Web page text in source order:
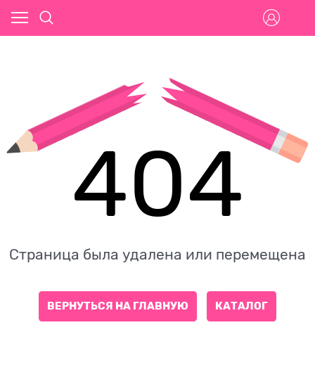
404
Страница была удалена или перемещена
ВЕРНУТЬСЯ НА ГЛАВНУЮ КАТАЛОГ